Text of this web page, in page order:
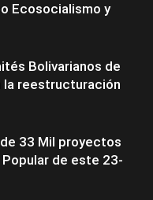
Ecosocialismo y
Bolivarianos de
la reestructuración
33 Mil proyectos
de este 23-